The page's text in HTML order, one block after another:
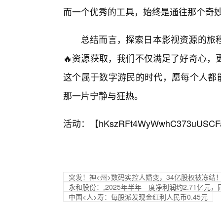
而一个优秀的工具，始终是通往那个奇
总结而言，探索日本影视资源的
🔥资源获取，我们不仅满足了好奇心
这个属于数字游民的时代，愿每个人
那一片宁静与狂热。
活动：【
突发！神<州>数码实控人婚变，34亿股权被冻结
永和股份：,2025年半年—度净利润约2.71亿元，
中国<人>寿：每股派发现金红利人民币0.45元